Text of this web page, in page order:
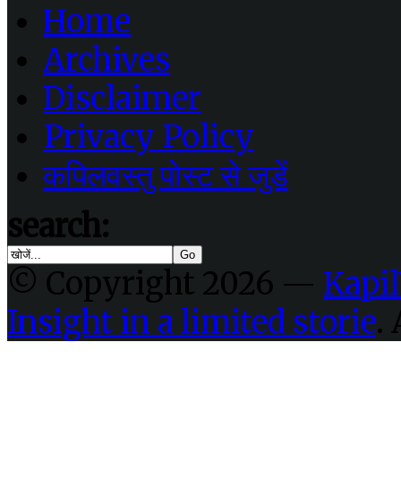
Home
Archives
Disclaimer
Privacy Policy
कपिलवस्तु पोस्ट से जुडें
search:
© Copyright 2026 —
Insight in a limited storie.